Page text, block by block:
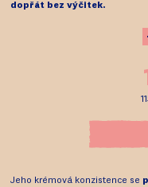
dopřát bez výčitek.
Jeho krémová konzistence se